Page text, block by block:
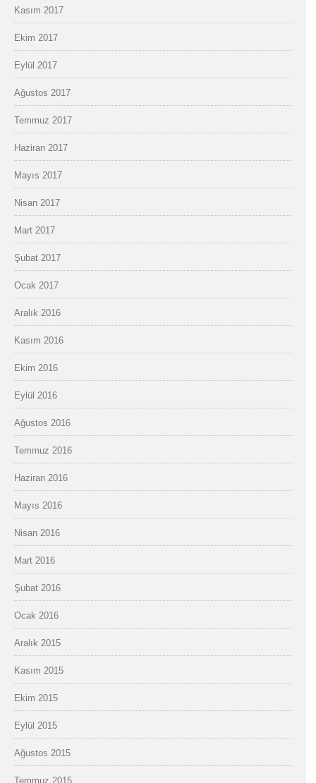
Kasım 2017
Ekim 2017
Eylül 2017
Ağustos 2017
Temmuz 2017
Haziran 2017
Mayıs 2017
Nisan 2017
Mart 2017
Şubat 2017
Ocak 2017
Aralık 2016
Kasım 2016
Ekim 2016
Eylül 2016
Ağustos 2016
Temmuz 2016
Haziran 2016
Mayıs 2016
Nisan 2016
Mart 2016
Şubat 2016
Ocak 2016
Aralık 2015
Kasım 2015
Ekim 2015
Eylül 2015
Ağustos 2015
Temmuz 2015